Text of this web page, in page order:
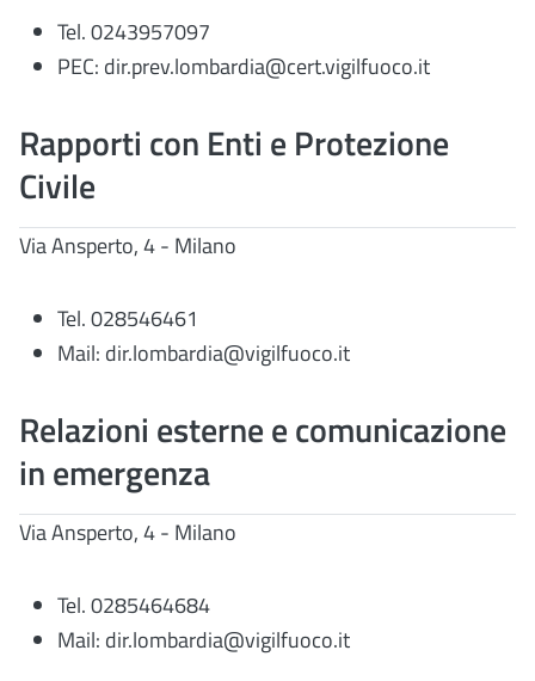
Tel. 0243957097
PEC: dir.prev.lombardia@cert.vigilfuoco.it
Rapporti con Enti e Protezione
Civile
Via Ansperto, 4 - Milano
Tel. 028546461
Mail: dir.lombardia@vigilfuoco.it
Relazioni esterne e comunicazione
in emergenza
Via Ansperto, 4 - Milano
Tel. 0285464684
Mail: dir.lombardia@vigilfuoco.it